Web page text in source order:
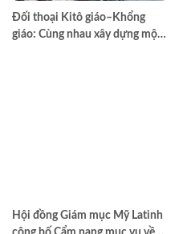
Đối thoại Kitô giáo–Khổng
giáo: Cùng nhau xây dựng một
Hội đồng Giám mục Mỹ Latinh